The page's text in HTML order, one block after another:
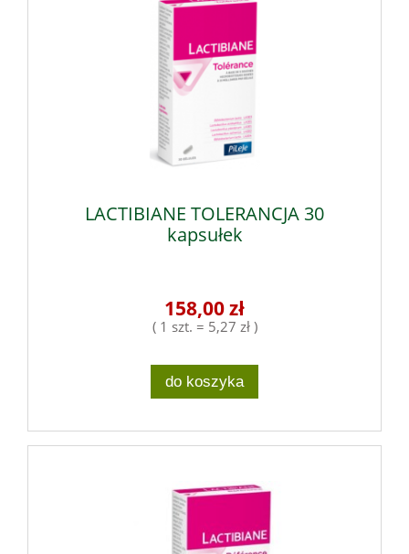
LACTIBIANE TOLERANCJA 30
kapsułek
158,00 zł
( 1 szt. = 5,27 zł )
do koszyka